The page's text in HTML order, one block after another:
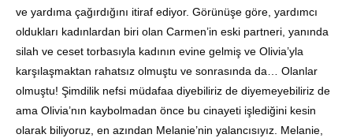
ve yardıma çağırdığını itiraf ediyor. Görünüşe göre, yardımcı
oldukları kadınlardan biri olan Carmen’in eski partneri, yanında
silah ve ceset torbasıyla kadının evine gelmiş ve Olivia’yla
karşılaşmaktan rahatsız olmuştu ve sonrasında da… Olanlar
olmuştu! Şimdilik nefsi müdafaa diyebiliriz de diyemeyebiliriz de
ama Olivia’nın kaybolmadan önce bu cinayeti işlediğini kesin
olarak biliyoruz, en azından Melanie’nin yalancısıyız. Melanie,